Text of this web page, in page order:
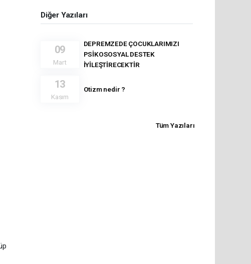
Diğer Yazıları
09
Mart
DEPREMZEDE ÇOCUKLARIMIZI
PSİKOSOSYAL DESTEK
İYİLEŞTİRECEKTİR
13
Kasım
Otizm nedir ?
Tüm Yazıları